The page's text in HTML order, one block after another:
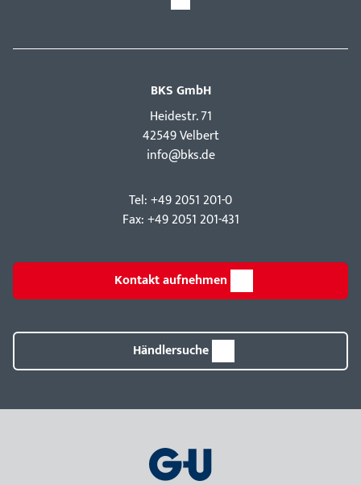
BKS GmbH
Hei­destr. 71
42549 Velbert
info@bks.de
Tel: +49 2051 201-0
Fax: +49 2051 201-431
Kontakt aufnehmen
Händlersuche